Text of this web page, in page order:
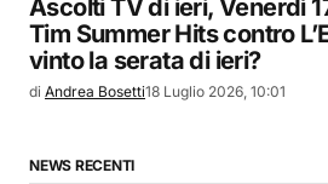
Ascolti TV di ieri, Venerdì
Tim Summer Hits contro
vinto la serata di ieri?
di Andrea Bosetti18 Luglio 2026, 10:01
NEWS RECENTI